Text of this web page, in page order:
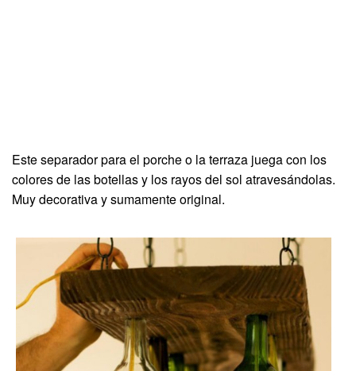
Este separador para el porche o la terraza juega con los
colores de las botellas y los rayos del sol atravesándolas.
Muy decorativa y sumamente original.